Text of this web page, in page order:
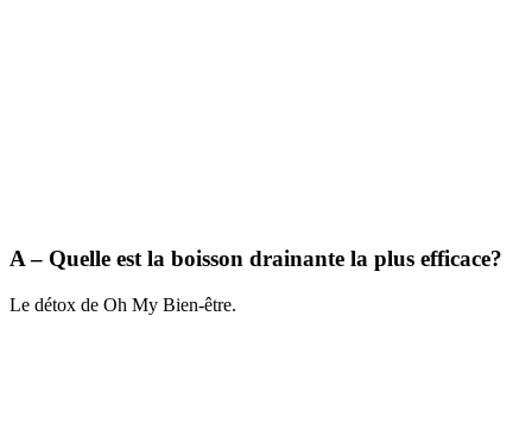
A – Quelle est la boisson drainante la plus efficace?
Le détox de Oh My Bien-être.